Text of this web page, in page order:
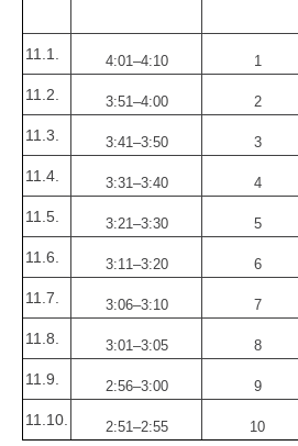
11.1. 4:01–4:10 1
11.2. 3:51–4:00 2
11.3. 3:41–3:50 3
11.4. 3:31–3:40 4
11.5. 3:21–3:30 5
11.6. 3:11–3:20 6
11.7. 3:06–3:10 7
11.8. 3:01–3:05 8
11.9. 2:56–3:00 9
11.10. 2:51–2:55 10